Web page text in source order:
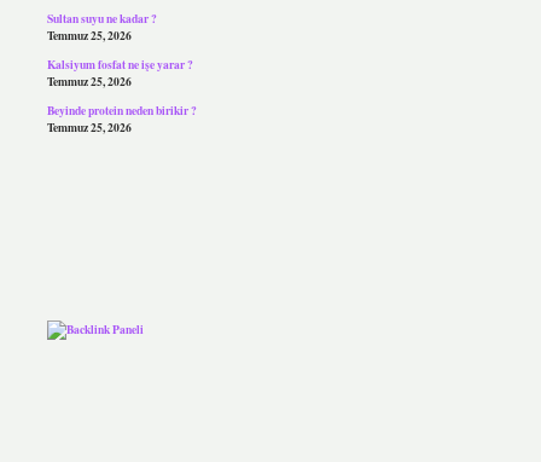
Sultan suyu ne kadar ?
Temmuz 25, 2026
Kalsiyum fosfat ne işe yarar ?
Temmuz 25, 2026
Beyinde protein neden birikir ?
Temmuz 25, 2026